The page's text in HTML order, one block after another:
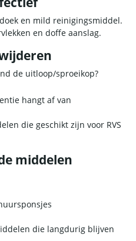
en mild reinigingsmiddel.
en doffe aanslag.
de uitloop/sproeikop?
hangt af van
die geschikt zijn voor RVS
middelen
die langdurig blijven